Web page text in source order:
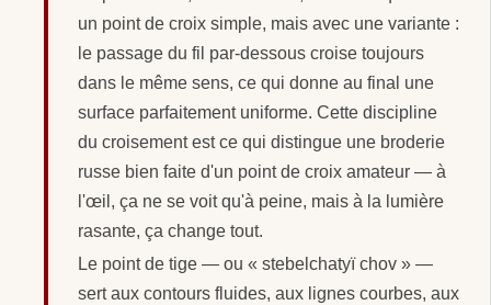
un point de croix simple, mais avec une variante :
le passage du fil par-dessous croise toujours
dans le même sens, ce qui donne au final une
surface parfaitement uniforme. Cette discipline
du croisement est ce qui distingue une broderie
russe bien faite d'un point de croix amateur — à
l'œil, ça ne se voit qu'à peine, mais à la lumière
rasante, ça change tout.
Le point de tige — ou « stebelchatyï chov » —
sert aux contours fluides, aux lignes courbes, aux